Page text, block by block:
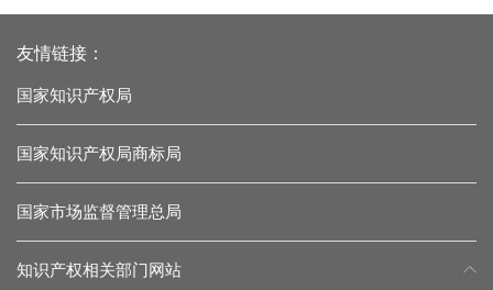
友情链接：
国家知识产权局
国家知识产权局商标局
国家市场监督管理总局
知识产权相关部门网站